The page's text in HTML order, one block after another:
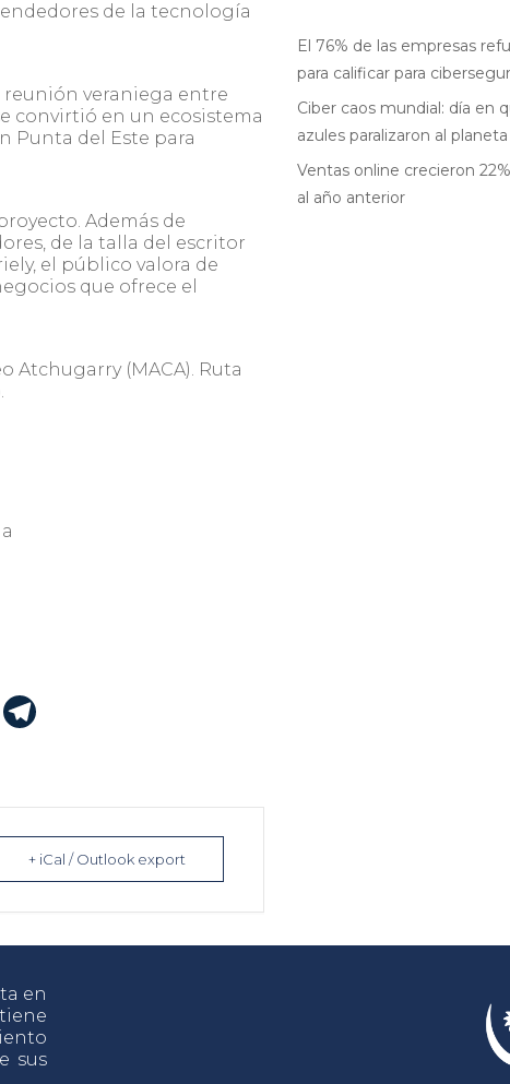
de la tecnología
reunión veraniega entre
convirtió en un ecosistema
Punta del Este para
Además de
de la talla del escritor
el público valora de
que ofrece el
Atchugarry (MACA). Ruta
+ iCal / Outlook export
El 76% de las empresas
para calificar para
Ciber caos mundial: día en
azules paralizaron al planeta
Ventas online crecieron
al año anterior
en
sus